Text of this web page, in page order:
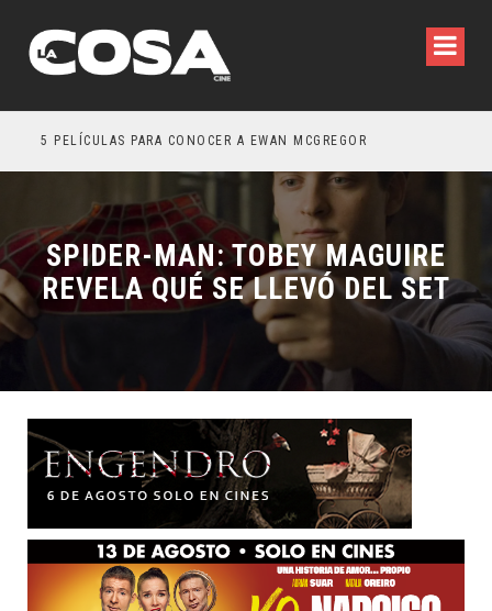
5 PELÍCULAS PARA CONOCER A EWAN MCGREGOR
SPIDER-MAN: TOBEY MAGUIRE
REVELA QUÉ SE LLEVÓ DEL SET